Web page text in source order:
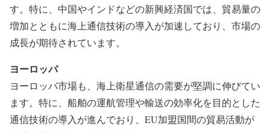
す。特に、中国やインドなどの新興経済国では、貿易量の
増加とともに海上通信技術の導入が加速しており、市場の
成長が期待されています。
ヨーロッパ
ヨーロッパ市場も、海上衛星通信の需要が堅調に伸びてい
ます。特に、船舶の運航管理や輸送の効率化を目的とした
通信技術の導入が進んでおり、EU加盟国間の貿易活動が